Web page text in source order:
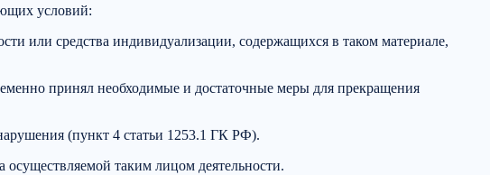
условий:
или средства индивидуализации, содержащихся в таком материале,
принял необходимые и достаточные меры для прекращения
(пункт 4 статьи 1253.1 ГК РФ).
осуществляемой таким лицом деятельности.